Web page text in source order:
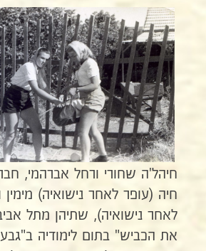
חיהל'ה שחורי ורחל אברהמי,
חיה (עופר לאחר נישואיה) מימין
לאחר נישואיה), שתיהן מתל
את הכביש" בתום לימודיה